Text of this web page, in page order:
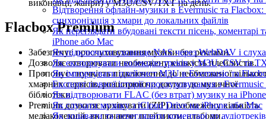
Відтворення офлайн-музики в Evermusic та Flacbox:
синхронізація з хмари до локальних файлів
Як переглядати вбудовані тексти пісень,
iPhone або Mac
Як підключити сховище NAS через WebDAV і
Як експортувати колекцію треків у M3U, CSV та
Як імпортувати плейлист M3U в Evermusic та
Експорт повної історії прослуховування з
Як відтворювати FLAC (без втрат) музику на iPhone
Як слухати музику з iCloud Drive на iPhone або Mac
Як додавати та переглядати коментарі до
виконавці, жанри) у M3U/CSV/TXT на день.
Flacbox Premium
Забезпечує прослуховування музики без реклами.
Дозволяє створювати необмежену кількість плейлистів.
Пропонує гнучкість підключення до необмеженої
хмарних сервісів, розширюючи доступ до музичної
бібліотеки.
Premium дозволяє архівувати (ZIP) необмежену кількість
медіаколекцій, включаючи плейлисти, альбоми,